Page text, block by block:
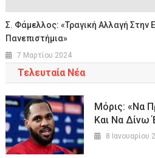
Σ. Φάμελλος: «Τραγική Αλλαγή Στην
Πανεπιστήμια»
7 Μαρτίου 2024
Τελευταία Νέα
Μόρις: «Να
Και Να Δίνω
8 Ιανουαρίου